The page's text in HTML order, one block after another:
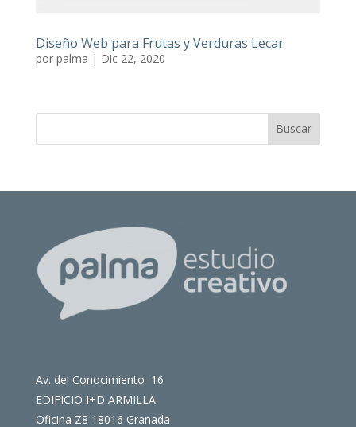
Diseño Web para Frutas y Verduras Lecar
por palma | Dic 22, 2020
Av. del Conocimiento 16
EDIFICIO I+D ARMILLA
Oficina Z8 18016 Granada